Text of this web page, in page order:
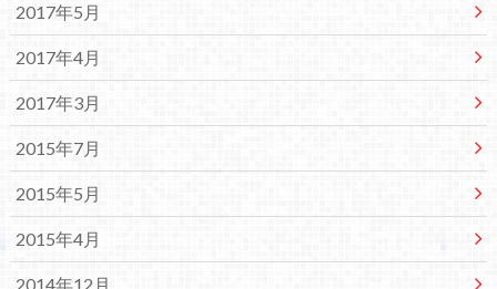
2017年5月
2017年4月
2017年3月
2015年7月
2015年5月
2015年4月
2014年12月